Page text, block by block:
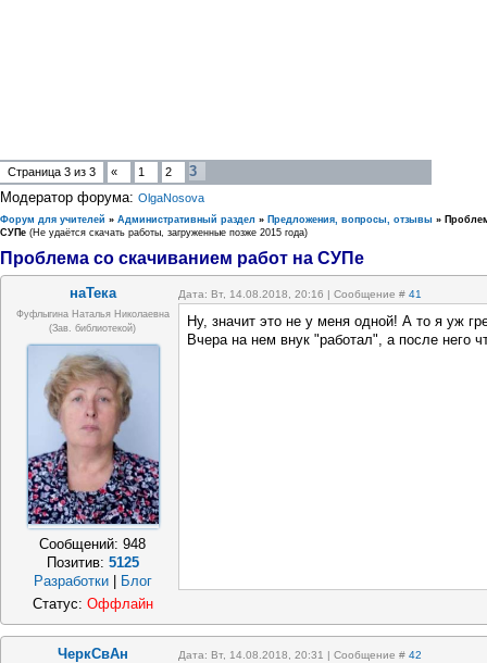
Страница 3 из 3 « 1 2
3
Модератор форума: OlgaNosova
Форум для учителей » Административный раздел » Предложения, вопросы, отзывы »
СУПе (Не удаётся скачать работы, загруженные позже 2015 года)
Проблема со скачиванием работ на СУПе
наТека Дата: Вт, 14.08.2018, 20:16 | Сообщение # 41
Фуфлыгина Наталья Николаевна
(зав. библиотекой)
Сообщений:948
Позитив: 5125
Разработки
Блог
Ну, значит это не у меня одной! А то я уж
Вчера на нем внук "работал", а после него
Статус: Оффлайн
ЧеркСвАн Дата: Вт, 14.08.2018, 20:31 | Сообщение # 42